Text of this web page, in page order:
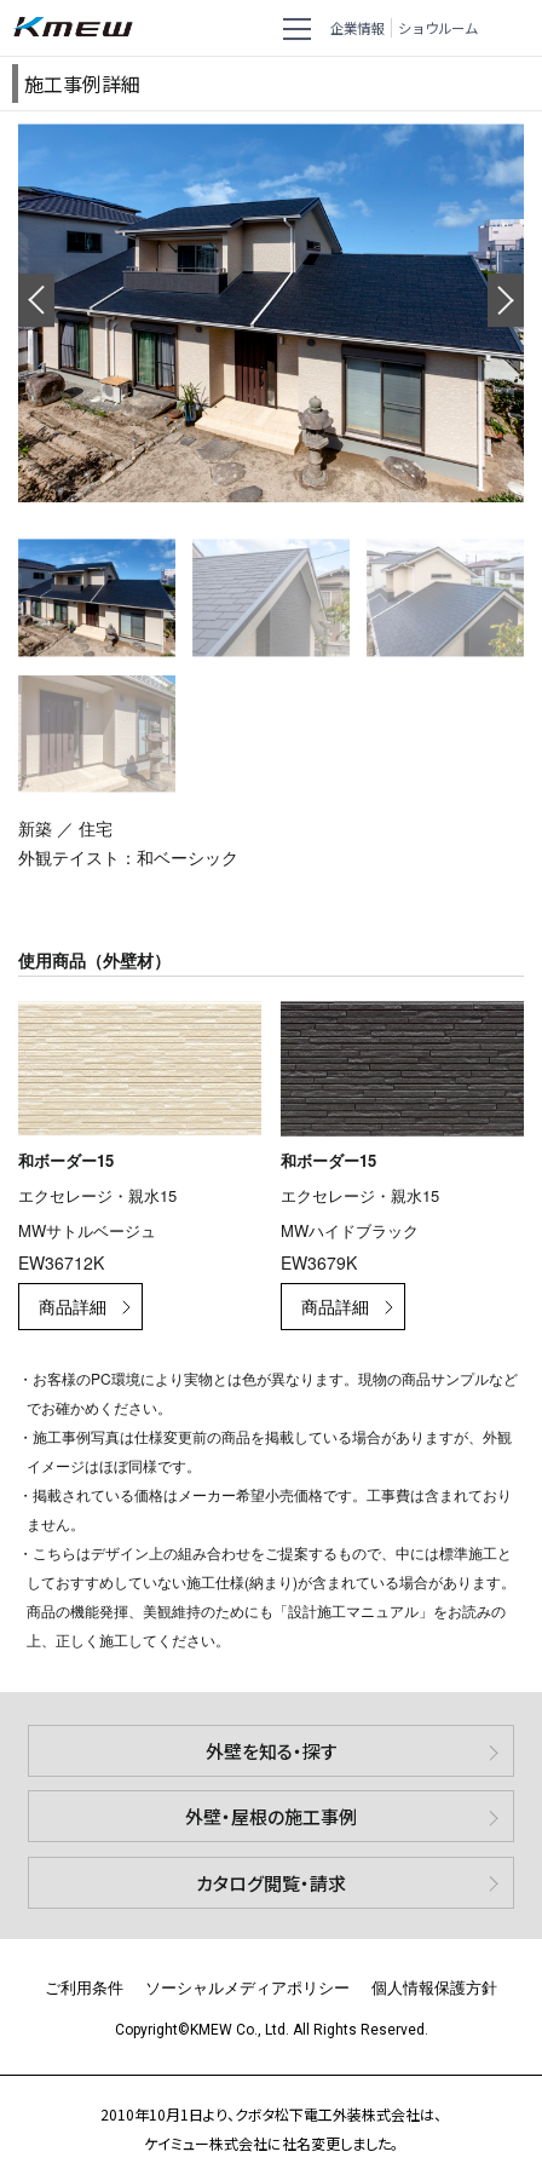
企業情報 ショウルーム
施工事例詳細
新築 ／ 住宅
外観テイスト： 和ベーシック
使用商品（外壁材）
和ボーダー15
エクセレージ・親水15
MWサトルベージュ
EW36712K
和ボーダー15
エクセレージ・親水15
MWハイドブラック
EW3679K
・お客様のPC環境により実物とは色が異なります。現物の商品サンプルなど
でお確かめください。
・施工事例写真は仕様変更前の商品を掲載している場合がありますが、外観
イメージはほぼ同様です。
・掲載されている価格はメーカー希望小売価格です。工事費は含まれており
ません。
・こちらはデザイン上の組み合わせをご提案するもので、中には標準施工と
しておすすめしていない施工仕様(納まり)が含まれている場合があります。
商品の機能発揮、美観維持のためにも「設計施工マニュアル」をお読みの
上、正しく施工してください。
外壁を知る・探す
外壁・屋根の施工事例
カタログ閲覧・請求
Copyright©KMEW Co., Ltd. All Rights Reserved.
ご利用条件 ソーシャルメディアポリシー 個人情報保護方針
2010年10月1日より、クボタ松下電工外装株式会社は、
ケイミュー株式会社に社名変更しました。